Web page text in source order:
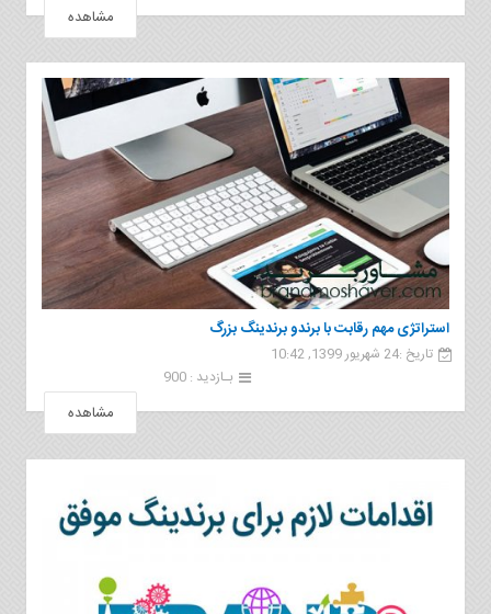
مشاهده
استراتژی مهم رقابت با برندو برندینگ بزرگ
تاریخ :24 شهریور 1399, 10:42
بـازدید : 900
مشاهده